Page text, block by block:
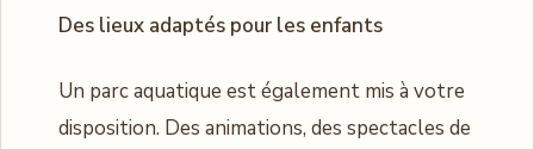
Des lieux adaptés pour les enfants
Un parc aquatique est également mis à votre
disposition. Des animations, des spectacles de